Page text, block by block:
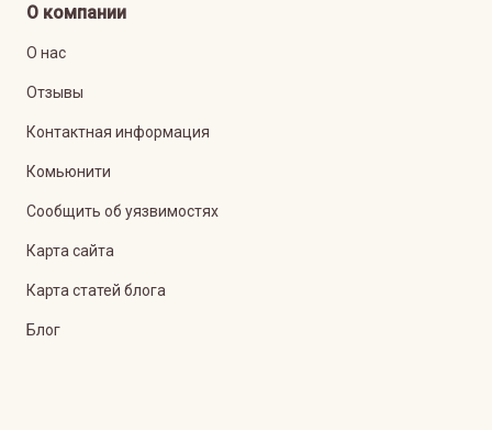
О компании
О нас
Отзывы
Контактная информация
Комьюнити
Сообщить об уязвимостях
Карта сайта
Карта статей блога
Блог